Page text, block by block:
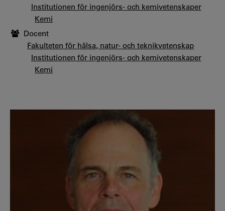
Institutionen för ingenjörs- och kemivetenskaper
Kemi
Docent
Fakulteten för hälsa, natur- och teknikvetenskap
Institutionen för ingenjörs- och kemivetenskaper
Kemi